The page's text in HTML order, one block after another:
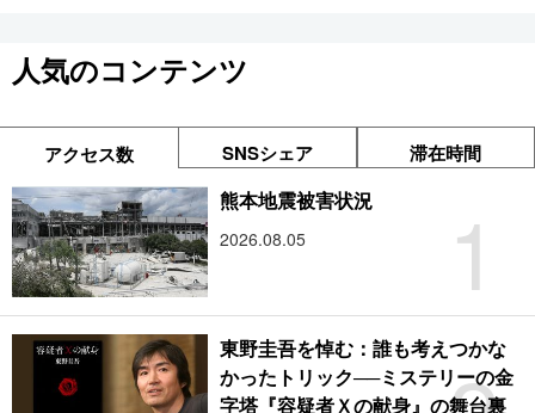
人気のコンテンツ
アクセス数 SNSシェア 滞在時間
1
熊本地震被害状況
2026.08.05
東野圭吾を悼む：誰も考えつかな
かったトリック──ミステリーの金
字塔『容疑者Ｘの献身』の舞台裏